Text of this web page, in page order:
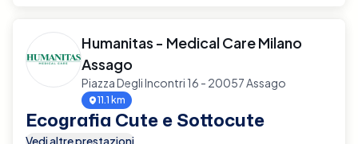
Humanitas - Medical Care Milano
Assago
Piazza Degli Incontri 16 - 20057 Assago
11.1 km
Ecografia Cute e Sottocute
Vedi altre prestazioni